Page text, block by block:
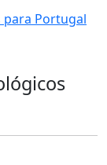
para Portugal